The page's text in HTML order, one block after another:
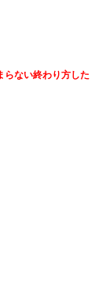
らない終わり方した